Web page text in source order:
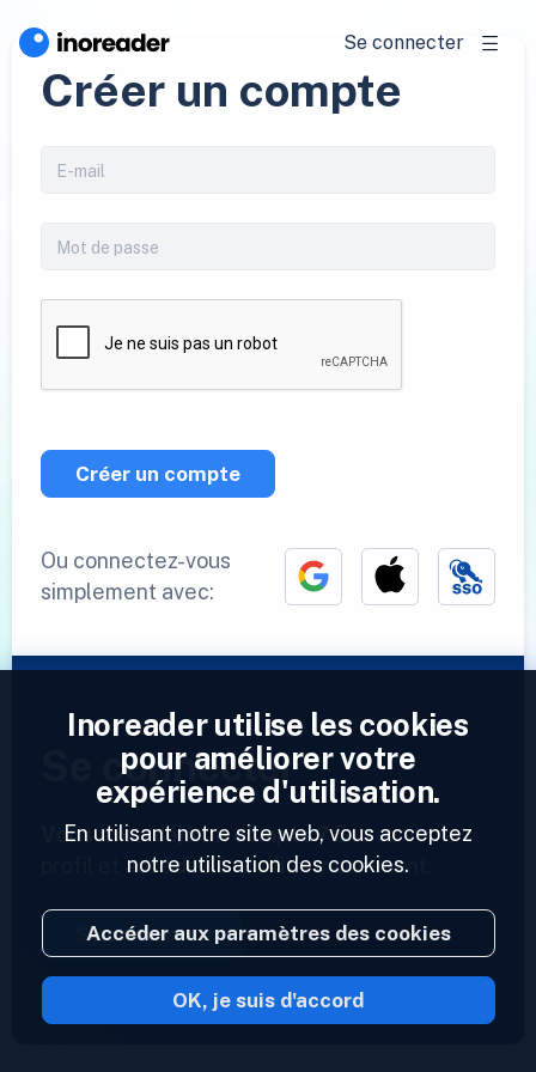
Se connecter
Créer un compte
Créer un compte
Ou connectez-vous
simplement avec:
Se connecter
Vous avez déjà un compte ? Entrez votre
profil et accédez à vos flux maintenant.
Se connecter
2023 © Inoreader
Inoreader utilise les cookies
pour améliorer votre
expérience d'utilisation.
En utilisant notre site web, vous acceptez
notre utilisation des cookies.
Accéder aux paramètres des cookies
OK, je suis d'accord